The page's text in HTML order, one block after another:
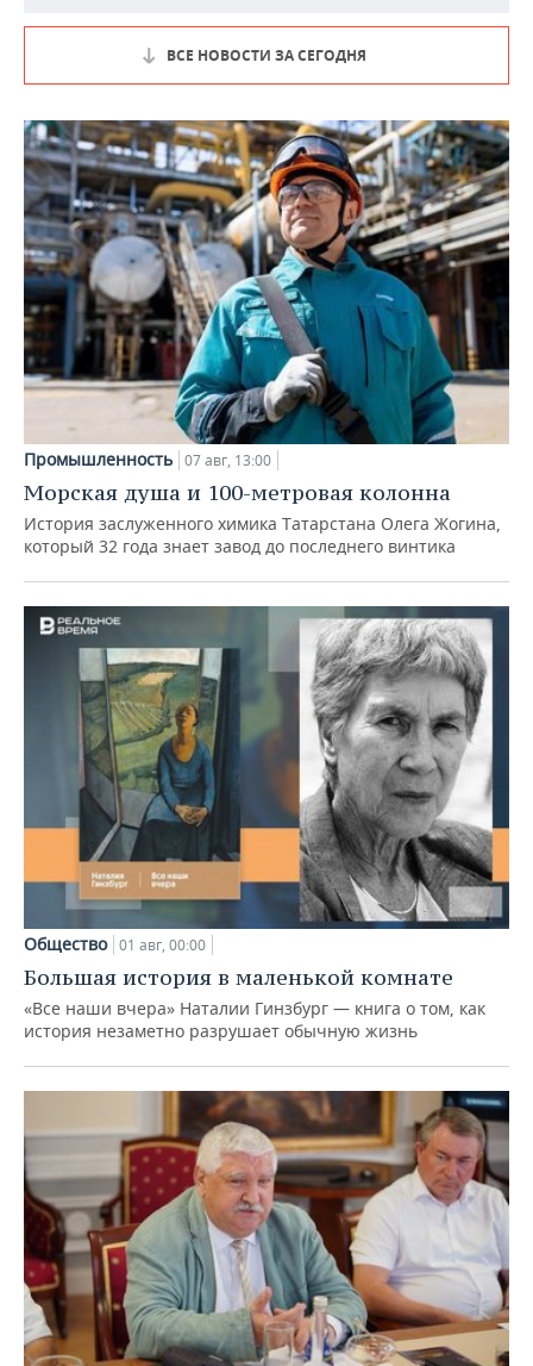
ВСЕ НОВОСТИ ЗА СЕГОДНЯ
Промышленность 07 авг, 13:00
Морская душа и 100-метровая колонна
История заслуженного химика Татарстана Олега Жогина,
который 32 года знает завод до последнего винтика
Общество 01 авг, 00:00
Большая история в маленькой комнате
«Все наши вчера» Наталии Гинзбург — книга о том, как
история незаметно разрушает обычную жизнь